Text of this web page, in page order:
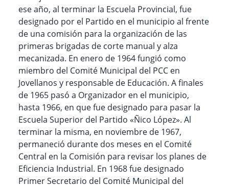
ese año, al terminar la Escuela Provincial, fue
designado por el Partido en el municipio al frente
de una comisión para la organización de las
primeras brigadas de corte manual y alza
mecanizada. En enero de 1964 fungió como
miembro del Comité Municipal del PCC en
Jovellanos y responsable de Educación. A finales
de 1965 pasó a Organizador en el municipio,
hasta 1966, en que fue designado para pasar la
Escuela Superior del Partido «Ñico López». Al
terminar la misma, en noviembre de 1967,
permaneció durante dos meses en el Comité
Central en la Comisión para revisar los planes de
Eficiencia Industrial. En 1968 fue designado
Primer Secretario del Comité Municipal del